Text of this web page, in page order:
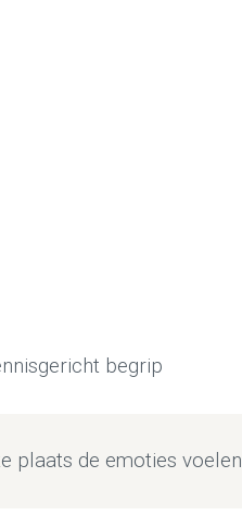
begrip
plaats de emoties